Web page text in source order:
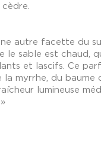
autre facette du
sable est chaud,
et lascifs. Ce
myrrhe, du baume
lumineuse